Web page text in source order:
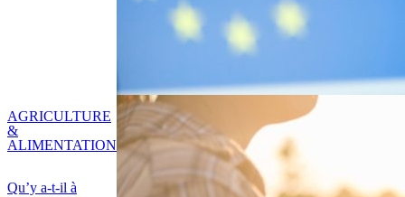
Qu’y a-t-il à
AGRICULTURE
&
ALIMENTATION